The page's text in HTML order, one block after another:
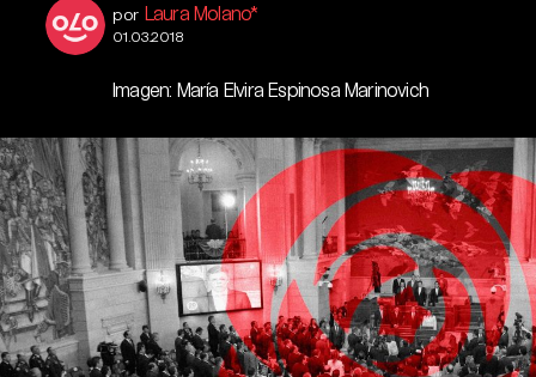
por Laura Molano*
01.03.2018
Imagen: María Elvira Espinosa Marinovich